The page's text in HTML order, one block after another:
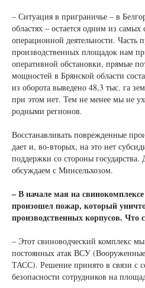
– Ситуация в приграничье – в
областях – остается одним из
операционной деятельности. Часть
производственных площадок нам
оперативной обстановки, прямые
мощностей в Брянской области
из оборота выведено 48,3 тыс. га
при этом нет. Тем не менее мы не
родными регионов.
Восстанавливать поврежденные
дает и, во-вторых, на это нет
поддержки со стороны
обсуждаем с Минсельхозом.
– В начале мая на
произошел пожар, который
производственных корпусов. Что
– Этот свиноводческий комплекс
постоянных атак ВСУ
ТАСС). Решение принято в связи с
безопасности сотрудников на